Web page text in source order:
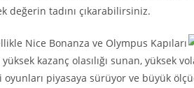
değerin tadını çıkarabilirsiniz.
Nice Bonanza ve Olympus Kapıları
kazanç olasılığı sunan, yüksek
oyunları piyasaya sürüyor ve büyük